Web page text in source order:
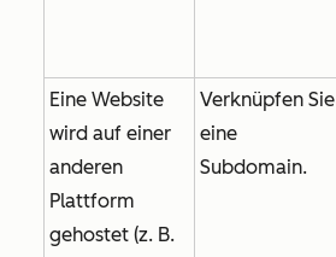
Eine Website
wird auf einer
anderen
Plattform
gehostet (z. B.
Verknüpfen Sie
eine
Subdomain.